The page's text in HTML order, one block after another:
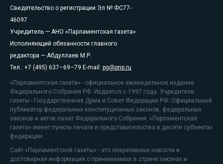
Свидетельство о регистрации Эл № ФС77-
46097
Учредитель — АНО «Парламентская газета»
Исполняющий обязанности главного
редактора — Абдуллаев М.Р.
Тел.: +7 (495) 637–69–79 E-mail: pg@pnp.ru
«Парламентская газета» - официальное еженедельное издание
Федерального Собрания РФ. Издается с 1997 года. Учредители
газеты - Государственная Дума и Совет Федерации РФ. Официальный
публикатор федеральных конституционных законов, федеральных
законов и актов палат Федерального Собрания. «Парламентская
газета» имеет пункты печати и представительства в десяти субъектах
федерации.
Сайт «Парламентской газеты» - это оперативные новости и
достоверная информация о принимаемых в стране законах и